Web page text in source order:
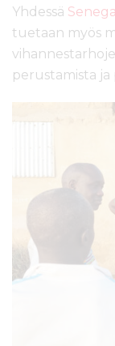
Yhdessä
tuetaan myös
perustamista